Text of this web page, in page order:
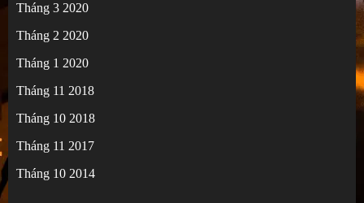
Tháng 3 2020
Tháng 2 2020
Tháng 1 2020
Tháng 11 2018
Tháng 10 2018
Tháng 11 2017
Tháng 10 2014